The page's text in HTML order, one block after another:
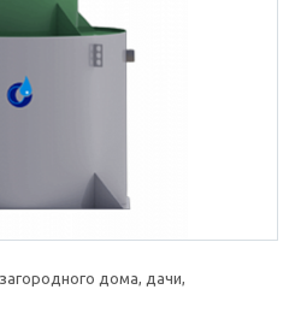
дома, дачи,